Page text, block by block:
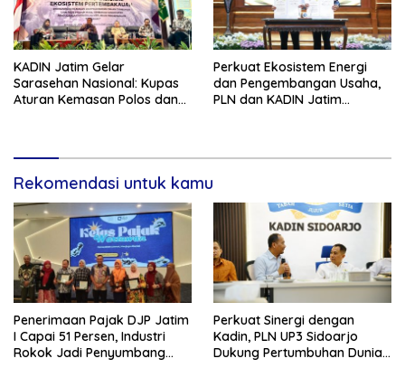
KADIN Jatim Gelar
Sarasehan Nasional: Kupas
Aturan Kemasan Polos dan
Perkuat Ekosistem Energi
dan Pengembangan Usaha,
PLN dan KADIN Jatim
Rekomendasi untuk kamu
Penerimaan Pajak DJP Jatim
I Capai 51 Persen, Industri
Rokok Jadi Penyumbang
Perkuat Sinergi dengan
Kadin, PLN UP3 Sidoarjo
Dukung Pertumbuhan Dunia